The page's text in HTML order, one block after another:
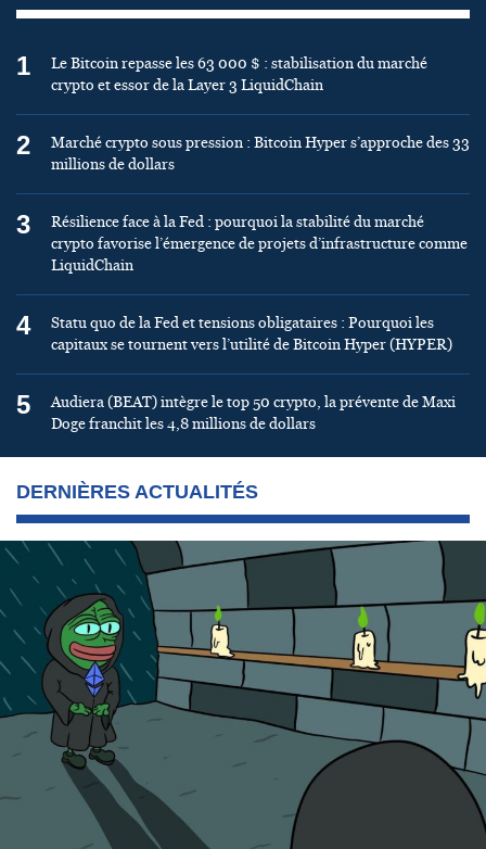
1
Le Bitcoin repasse les 63 000 $ : stabilisation du marché
crypto et essor de la Layer 3 LiquidChain
2
Marché crypto sous pression : Bitcoin Hyper s’approche des 33
millions de dollars
3
Résilience face à la Fed : pourquoi la stabilité du marché
crypto favorise l’émergence de projets d’infrastructure comme
LiquidChain
4
Statu quo de la Fed et tensions obligataires : Pourquoi les
capitaux se tournent vers l’utilité de Bitcoin Hyper (HYPER)
5
Audiera (BEAT) intègre le top 50 crypto, la prévente de Maxi
Doge franchit les 4,8 millions de dollars
DERNIÈRES ACTUALITÉS